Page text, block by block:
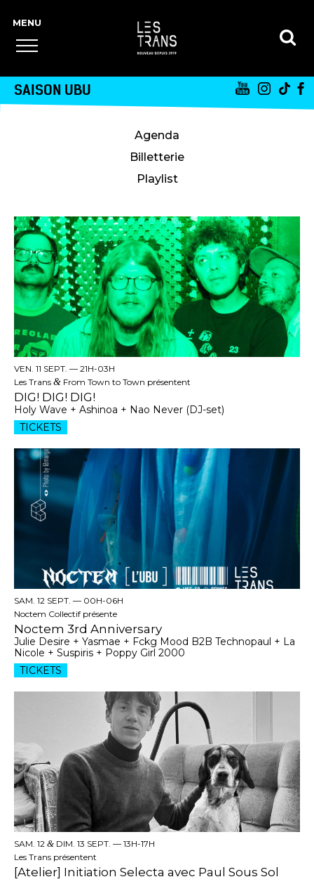
SAISON UBU
Agenda
Billetterie
Playlist
VEN. 11 SEPT. — 21H-03H
Les Trans & From Town to Town présentent
DIG! DIG! DIG!
Holy Wave + Ashinoa + Nao Never (DJ-set)
TICKETS
SAM. 12 SEPT. — 00H-06H
Noctem Collectif présente
Noctem 3rd Anniversary
Julie Desire + Yasmae + Fckg Mood B2B Technopaul + La
Nicole + Suspiris + Poppy Girl 2000
TICKETS
SAM. 12 & DIM. 13 SEPT. — 13H-17H
Les Trans présentent
[Atelier] Initiation Selecta avec Paul Sous Sol